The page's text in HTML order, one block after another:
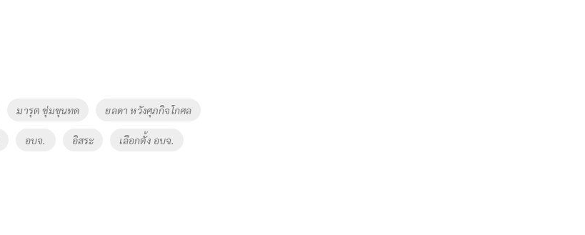
มารุต ชุ่มขุนทด ยลดา หวังศุภกิจโกศล
อบจ. อิสระ เลือกตั้ง อบจ.